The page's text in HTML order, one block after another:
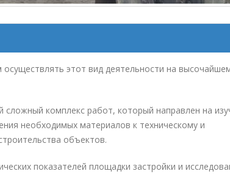
этот вид деятельности на
комплекс работ, который направлен на
необходимых материалов к техническому и
объектов.
показателей площадки застройки и